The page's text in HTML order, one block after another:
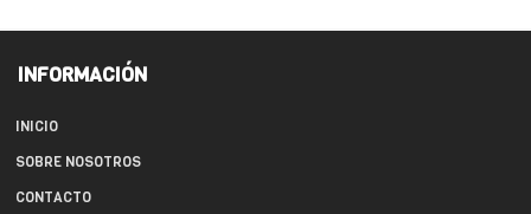
INFORMACIÓN
INICIO
SOBRE NOSOTROS
CONTACTO